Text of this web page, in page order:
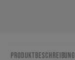
PRODUKTBESCHREIBUNG